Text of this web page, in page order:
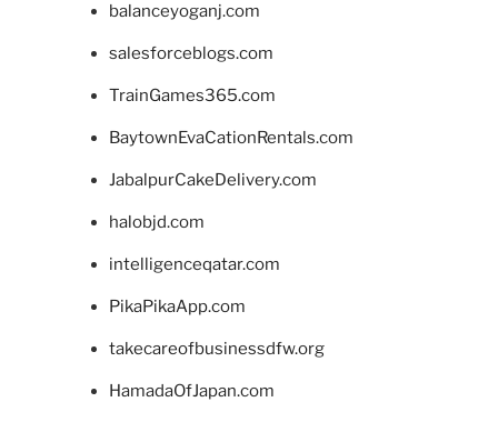
balanceyoganj.com
salesforceblogs.com
TrainGames365.com
BaytownEvaCationRentals.com
JabalpurCakeDelivery.com
halobjd.com
intelligenceqatar.com
PikaPikaApp.com
takecareofbusinessdfw.org
HamadaOfJapan.com